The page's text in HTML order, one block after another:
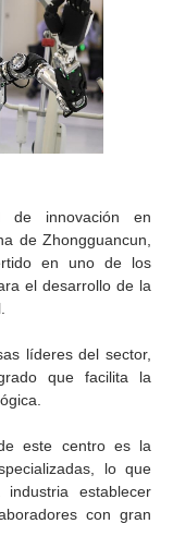
de innovación en
de Zhongguancun,
en uno de los
el desarrollo de la
líderes del sector,
que facilita la
este centro es la
lo que
establecer
con gran